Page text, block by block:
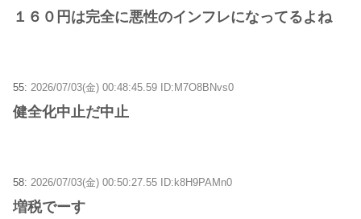
１６０円は完全に悪性のインフレになってるよね
55: 2026/07/03(金) 00:48:45.59 ID:M7O8BNvs0
健全化中止だ中止
58: 2026/07/03(金) 00:50:27.55 ID:k8H9PAMn0
増税でーす